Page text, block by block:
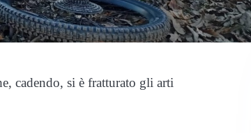
cadendo, si è fratturato gli arti